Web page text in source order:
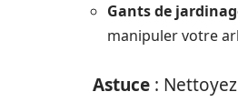
Gants de
manipuler votre
Astuce :